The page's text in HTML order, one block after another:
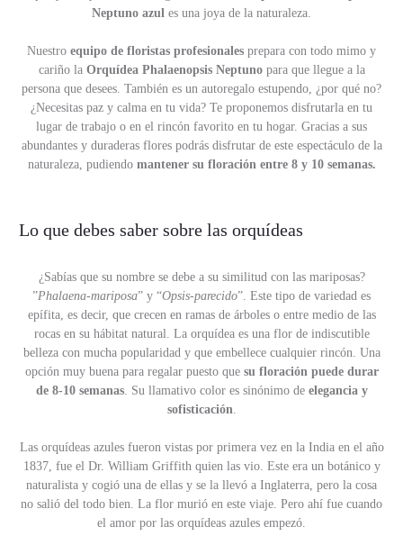
Neptuno azul es una joya de la naturaleza.
Nuestro equipo de floristas profesionales prepara con todo mimo y
cariño la Orquídea Phalaenopsis Neptunopara que llegue a la
persona que desees. También es un autoregalo estupendo, ¿por qué no?
¿Necesitas paz y calma en tu vida? Te proponemos disfrutarla en tu
lugar de trabajo o en el rincón favorito en tu hogar. Gracias a sus
abundantes y duraderas flores podrás disfrutar de este espectáculo de la
naturaleza, pudiendo mantener su floración entre 8 y 10 semanas.
Lo que debes saber sobre las orquídeas
¿Sabías que su nombre se debe a su similitud con las mariposas?
”Phalaena-mariposa” y “Opsis-parecido”. Este tipo de variedad es
epífita, es decir, que crecen en ramas de árboles o entre medio de las
rocas en su hábitat natural. La orquídea es una flor de indiscutible
belleza con mucha popularidad y que embellece cualquier rincón. Una
opción muy buena para regalar puesto que su floración puede durar
de 8-10 semanas. Su llamativo color es sinónimo de elegancia y
sofisticación
Las orquídeas azules fueron vistas por primera vez en la India en el año
1837, fue el Dr. William Griffith quien las vio. Este era un botánico y
naturalista y cogió una de ellas y se la llevó a Inglaterra, pero la cosa
no salió del todo bien. La flor murió en este viaje. Pero ahí fue cuando
el amor por las orquídeas azules empezó.